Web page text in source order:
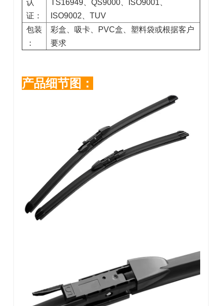
认
证：
TS16949、QS9000、ISO9001、
ISO9002、TUV
包装
：
彩盒、吸卡、PVC盒、塑料袋或根据客户
要求
产品细节图：